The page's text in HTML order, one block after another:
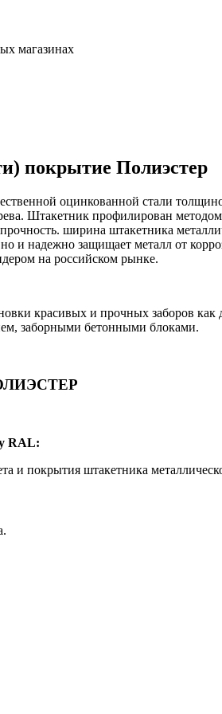
магазинах
покрытие Полиэстер
оцинкованной стали
Штакетник профилирован методом
ширина штакетника
и надежно защищает металл от
на российском рынке.
красивых и прочных заборов
заборными бетонными блоками.
RAL:
и покрытия штакетника